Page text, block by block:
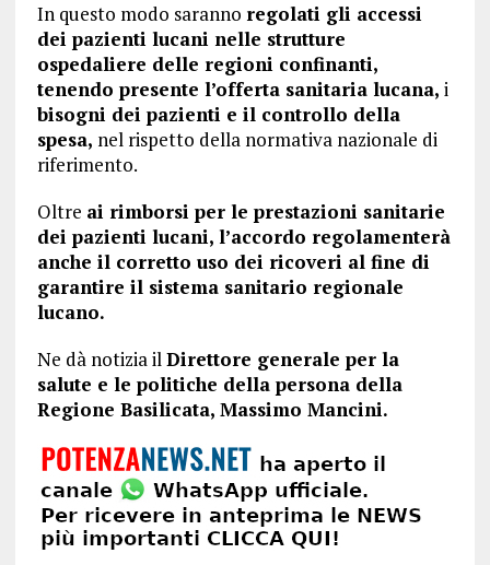
In questo modo saranno regolati gli accessi
dei pazienti lucani nelle strutture
ospedaliere delle regioni confinanti,
tenendo presente l’offerta sanitaria lucana, i
bisogni dei pazienti e il controllo della
spesa, nel rispetto della normativa nazionale di
riferimento.
Oltre ai rimborsi per le prestazioni sanitarie
dei pazienti lucani, l’accordo regolamenterà
anche il corretto uso dei ricoveri al fine di
garantire il sistema sanitario regionale
lucano.
Ne dà notizia ilDirettore generale per la
salute e le politiche della persona della
Regione Basilicata, Massimo Mancini.